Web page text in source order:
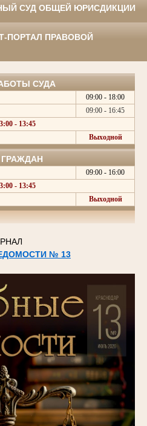
СУД ОБЩЕЙ ЮРИСДИКЦИИ
ПОРТАЛ ПРАВОВОЙ
СУДА
09:00 - 18:00
09:00 - 16:45
- 13:45
Выходной
09:00 - 16:00
- 13:45
Выходной
№ 13